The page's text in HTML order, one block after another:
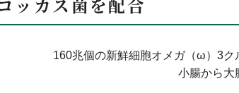
ッカス菌を配合
160兆個の新鮮細胞オメガ（ω）3ク
小腸から大